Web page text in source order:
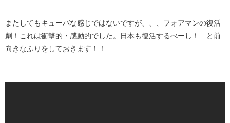
またしてもキューバな感じではないですが、、、フォアマンの復活
劇！これは衝撃的・感動的でした。日本も復活するべーし！ と前
向きなふりをしておきます！！